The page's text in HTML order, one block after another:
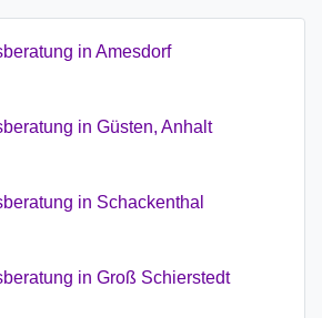
in Amesdorf
in Güsten, Anhalt
in Schackenthal
in Groß Schierstedt